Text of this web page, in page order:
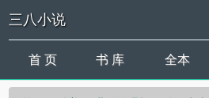
三八小说
首 页 书 库 全本